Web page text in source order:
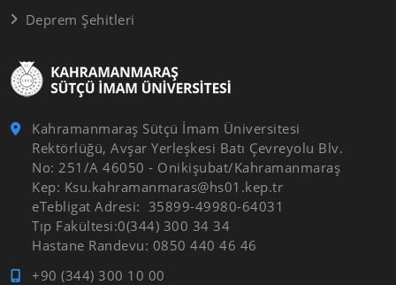
Kahramanmaraş Sütçü İmam Üniversitesi
Rektörlüğü, Avşar Yerleşkesi Batı Çevreyolu Blv.
No: 251/A 46050 - Onikişubat/Kahramanmaraş
Kep: Ksu.kahramanmaras@hs01.kep.tr
eTebligat Adresi: 35899-49980-64031
Tıp Fakültesi:0(344) 300 34 34
Hastane Randevu: 0850 440 46 46
+90 (344) 300 10 00
Deprem Şehitleri